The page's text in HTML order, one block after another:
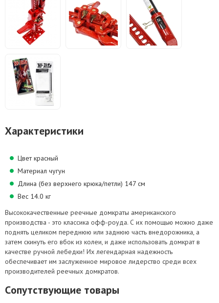
Характеристики
Цвет красный
Материал чугун
Длина (без верхнего крюка/петли) 147 см
Вес 14.0 кг
Высококачественные реечные домкраты американского
производства - это классика офф-роуда. С их помощью можно даже
поднять целиком переднюю или заднюю часть внедорожника, а
затем скинуть его вбок из колеи, и даже использовать домкрат в
качестве ручной лебедки! Их легендарная надежность
обеспечивает им заслуженное мировое лидерство среди всех
производителей реечных домкратов.
Cопутствующие товары